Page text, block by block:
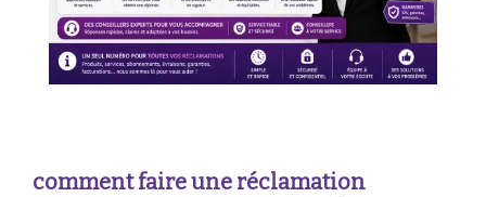
comment faire une réclamation